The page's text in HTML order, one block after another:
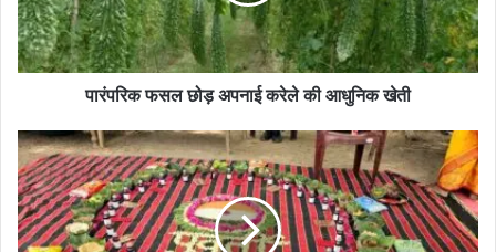
पारंपरिक फसल छोड़ अपनाई करेले की आधुनिक खेती